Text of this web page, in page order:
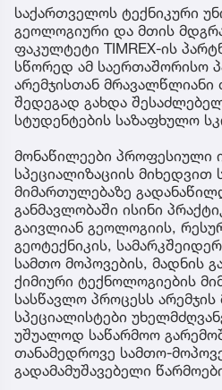
საქართველოს ტექნიკური
გეოლოგიური და მთის
ფაკულტეტი TIMREX-ის
სწორედ ამ საერთაშორისო
არემჯისთან
შედეგად გახდა
სტუდენტების საზაფხულო
მონაწილეები პროფესიული
სპეციალიზაციის მიხედვით
მიმართულებაზე
განმავლობაში ისინი
გაივლიან გეოლოგიის,
გეოტექნიკის,
სამთო მოპოვების, მადნის
ქიმიური ტექნოლოგიების
სასწავლო პროცესს
სპეციალისტები
უშუალოდ საწარმოო
თანამედროვე სამთო-
გადამამუშავებელი